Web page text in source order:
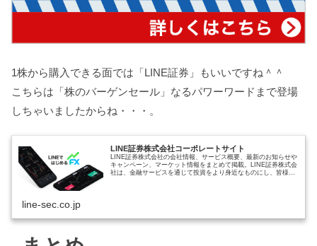
1株から購入できる面では「LINE証券」もいいですね＾＾
こちらは「株のバーゲンセール」なるパワーワードまで登場
しちゃいましたからね・・・。
LINE証券株式会社コーポレートサイト
LINE証券株式会社の会社情報、サービス概要、最新のお知らせや
キャンペーン、マーケット情報をまとめて掲載。LINE証券株式会
社は、金融サービスを通じて投資をより身近なものにし、皆様の
line-sec.co.jp